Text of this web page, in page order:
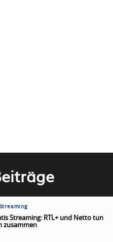
Streaming: RTL+ und Netto tun
zusammen